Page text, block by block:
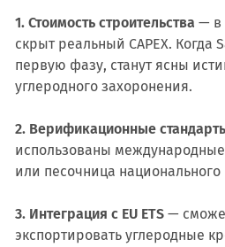
1. Стоимость строительства — в
скрыт реальный CAPEX. Когда
первую фазу, станут ясны
углеродного захоронения.
2. Верификационные
использованы международные
или песочница
3. Интеграция с EU ETS—
экспортировать углеродные